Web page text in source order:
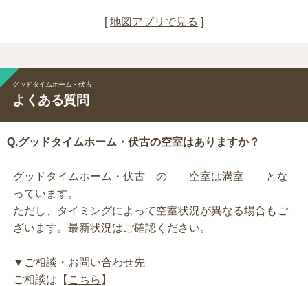
[地図アプリで見る ]
グッドタイムホーム・伏古
よくある質問
Q.グッドタイムホーム・伏古の空室はありますか？
グッドタイムホーム・伏古 の 空室は満室 とな
っています。
ただし、タイミングによって空室状況が異なる場合もご
ざいます。最新状況はご確認ください。
▼ご相談・お問い合わせ先
ご相談は【 こちら 】